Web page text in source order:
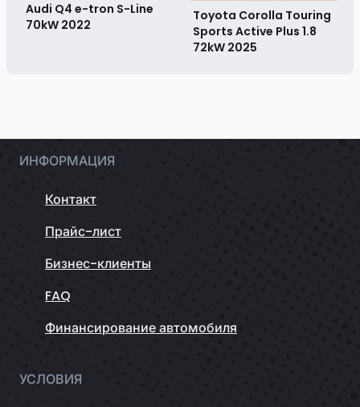
Audi Q4 e-tron S-Line
70kW 2022
Toyota Corolla Touring
Sports Active Plus 1.8
72kW 2025
ИНФОРМАЦИЯ
Контакт
Прайс-лист
Бизнес-клиенты
FAQ
Финансирование автомобиля
УСЛОВИЯ